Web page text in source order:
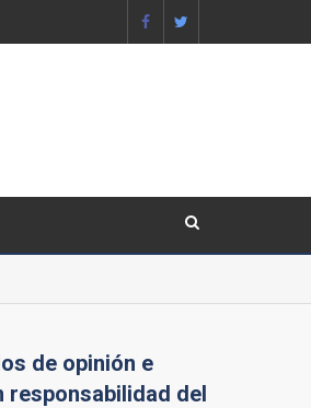
de opinión e
responsabilidad del